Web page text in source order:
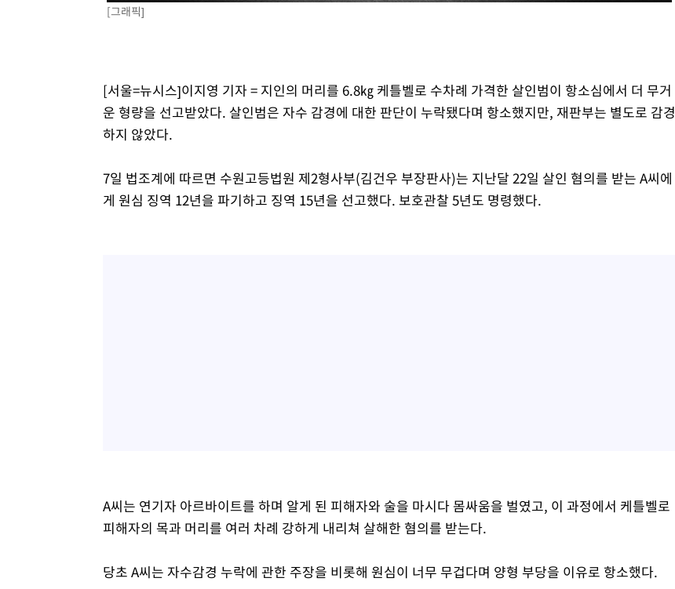
[그래픽]
[서울=뉴시스]이지영 기자 = 지인의 머리를 6.8㎏ 케틀벨로 수차례 가격한 살인범이 항소심에서 더 무거
운 형량을 선고받았다. 살인범은 자수 감경에 대한 판단이 누락됐다며 항소했지만, 재판부는 별도로 감경
하지 않았다.
7일 법조계에 따르면 수원고등법원 제2형사부(김건우 부장판사)는 지난달 22일 살인 혐의를 받는 A씨에
게 원심 징역 12년을 파기하고 징역 15년을 선고했다. 보호관찰 5년도 명령했다.
A씨는 연기자 아르바이트를 하며 알게 된 피해자와 술을 마시다 몸싸움을 벌였고, 이 과정에서 케틀벨로
피해자의 목과 머리를 여러 차례 강하게 내리쳐 살해한 혐의를 받는다.
당초 A씨는 자수감경 누락에 관한 주장을 비롯해 원심이 너무 무겁다며 양형 부당을 이유로 항소했다.